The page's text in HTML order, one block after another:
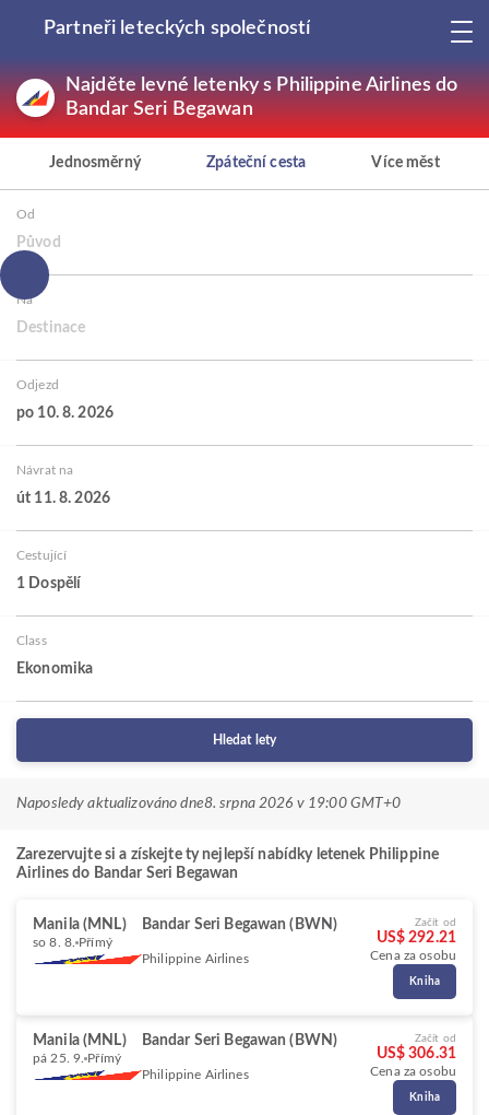
Partneři leteckých společností
Najděte levné letenky s Philippine Airlines do
Bandar Seri Begawan
Jednosměrný Zpáteční cesta Více měst
Od
Původ
Na
Destinace
Odjezd
po 10. 8. 2026
Návrat na
út 11. 8. 2026
Cestující
1 Dospělí
Class
Ekonomika
Hledat lety
Naposledy aktualizováno dne8. srpna 2026 v 19:00 GMT+0
Zarezervujte si a získejte ty nejlepší nabídky letenek Philippine
Airlines do Bandar Seri Begawan
Manila (MNL) Bandar Seri Begawan (BWN)
so 8. 8. Přímý
Philippine Airlines
Začít od
US$ 292.21
Cena za osobu
Kniha
Manila (MNL) Bandar Seri Begawan (BWN)
pá 25. 9. Přímý
Philippine Airlines
Začít od
US$ 306.31
Cena za osobu
Kniha